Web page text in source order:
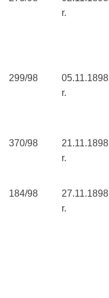
r.
299/98
05.11.1898
r.
370/98
21.11.1898
r.
184/98
27.11.1898
r.